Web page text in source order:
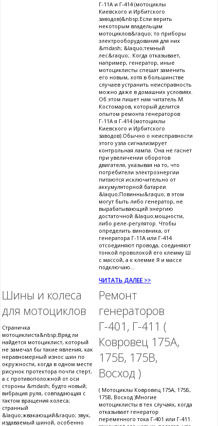
Г-11А и Г-414 (мотоциклы
Киевского и Ирбитского
заводов)&nbsp;Если верить
некоторым владельцам
мотоциклов&raquo; то приборы
электрооборудования для них
&mdash; &laquo;темный
лес&raquo;. Когда отказывает,
например, генератор, иные
мотоциклисты спешат заменить
его новым, хотя в большинстве
случаев устранить неисправность
можно даже в домашних условиях.
Об этом пишет нам читатель М.
Костомаров, который делится
опытом ремонта генераторов
Г-11А я Г-414 (мотоциклы
Киевского и Ирбитского
заводов).Обычно о неисправности
этого узла сигнализирует
контрольная лампа. Она не гаснет
при увеличении оборотов
двигателя, указывая на то, что
потребители электроэнергии
питаются исключительно от
аккумуляторной батареи.
&laquo;Повинны&raquo; в этом
могут быть либо генератор, не
вырабатывающий энергию
достаточной &laquo;мощности,
либо реле-регулятор. Чтобы
определить виновника, от
генератора Г-11А или Г-414
отсоединяют провода, соединяют
тонкой проволокой его клемму Ш
с массой, а к клемме Я и массе
подключаю...
ЧИТАТЬ ДАЛЕЕ >>
Шины и колеса
для мотоциклов
Страничка
мотоциклиста&nbsp;Вряд ли
найдется мотоциклист, который
не замечал бы такие явления, как
неравномерный износ шин по
окружности, когда в одном месте
рисунок протектора почти стерт,
а с противоположной от оси
стороны &mdash; будто новый;
вибрация руля, совпадающая с
тактом вращения колеса;
странный
&laquo;жвакающий&raquo; звук,
издаваемый шиной, особенно
Ремонт
генераторов
Г-401, Г-411 (
Ковровец 175А,
175Б, 175В,
Восход )
( Мотоциклы Ковровец 175А, 175Б,
175В, Восход )Многие
мотоциклисты в тех случаях, когда
отказывает генератор
переменного тока Г-401 или Г-411.